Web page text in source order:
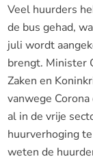
Veel huurders
de bus gehad,
juli wordt
brengt. Minister
Zaken en
vanwege
al in de vrije
huurverhoging
weten de